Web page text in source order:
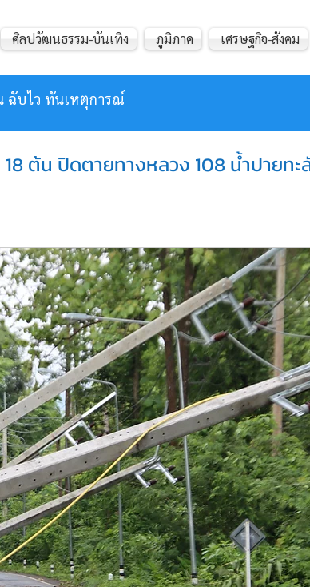
ฉับไว ทันเหตุการณ์
ศิลปวัฒนธรรม-บันเทิง ภูมิภาค เศรษฐกิจ-สังคม
ต้น ปิดตายทางหลวง 108 น้ำปายทะ